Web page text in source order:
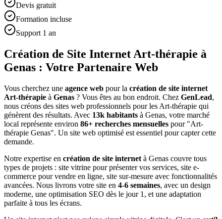
Devis gratuit
Formation incluse
Support 1 an
Création de Site Internet Art-thérapie à
Genas : Votre Partenaire Web
Vous cherchez une agence web pour la création de site internet
Art-thérapie à Genas ? Vous êtes au bon endroit. Chez GenLead,
nous créons des sites web professionnels pour les Art-thérapie qui
génèrent des résultats. Avec 13k habitants à Genas, votre marché
local représente environ 86+ recherches mensuelles pour "Art-
thérapie Genas". Un site web optimisé est essentiel pour capter cette
demande.
Notre expertise en création de site internet à Genas couvre tous
types de projets : site vitrine pour présenter vos services, site e-
commerce pour vendre en ligne, site sur-mesure avec fonctionnalités
avancées. Nous livrons votre site en 4-6 semaines, avec un design
moderne, une optimisation SEO dès le jour 1, et une adaptation
parfaite à tous les écrans.